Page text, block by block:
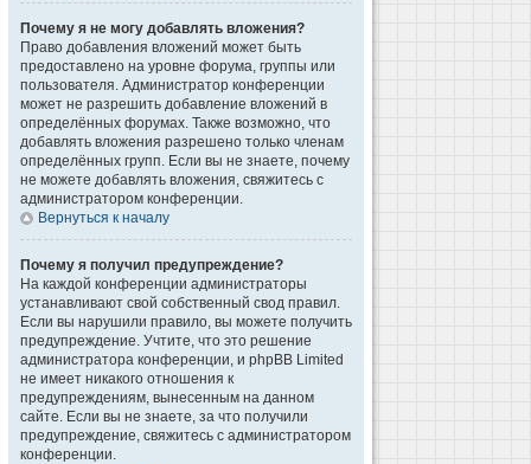
Почему я не могу добавлять вложения?
Право добавления вложений может быть
предоставлено на уровне форума, группы или
пользователя. Администратор конференции
может не разрешить добавление вложений в
определённых форумах. Также возможно, что
добавлять вложения разрешено только членам
определённых групп. Если вы не знаете, почему
не можете добавлять вложения, свяжитесь с
администратором конференции.
Вернуться к началу
Почему я получил предупреждение?
На каждой конференции администраторы
устанавливают свой собственный свод правил.
Если вы нарушили правило, вы можете получить
предупреждение. Учтите, что это решение
администратора конференции, и phpBB Limited
не имеет никакого отношения к
предупреждениям, вынесенным на данном
сайте. Если вы не знаете, за что получили
предупреждение, свяжитесь с администратором
конференции.